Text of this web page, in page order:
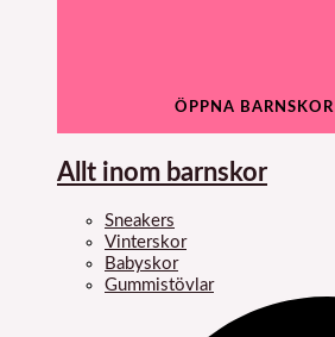
ÖPPNA BARNSKOR
Allt inom barnskor
Sneakers
Vinterskor
Babyskor
Gummistövlar